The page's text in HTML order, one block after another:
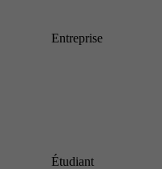
Entreprise
Étudiant